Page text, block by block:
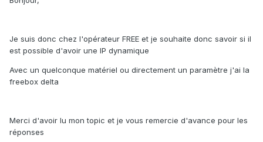
Je suis donc chez l'opérateur FREE et je souhaite donc savoir si il
est possible d'avoir une IP dynamique
Avec un quelconque matériel ou directement un paramètre j'ai la
freebox delta
Merci d'avoir lu mon topic et je vous remercie d'avance pour les
réponses